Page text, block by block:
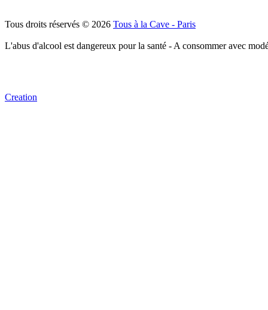
Tous droits réservés © 2026 Tous à la Cave - Paris
L'abus d'alcool est dangereux pour la santé - A consommer avec
Creation